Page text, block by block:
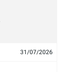
31/07/2026